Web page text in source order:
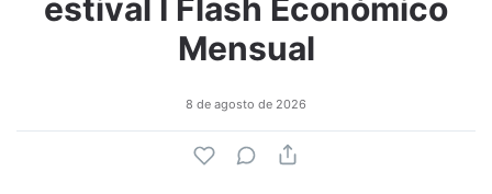
estival I Flash Económico
Mensual
8 de agosto de 2026